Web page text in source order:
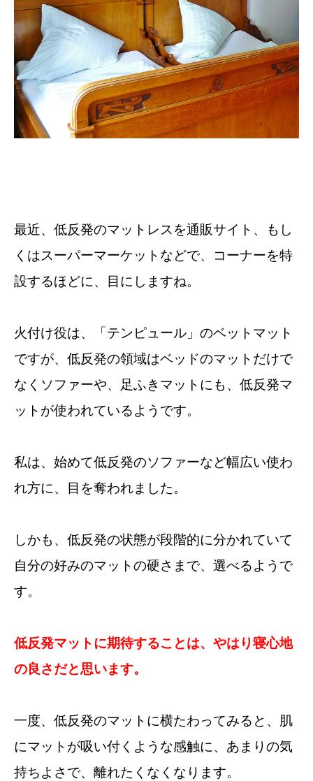
最近、低反発のマットレスを通販サイト、もし
くはスーパーマーケットなどで、コーナーを特
設するほどに、目にしますね。
火付け役は、「テンピュール」のベットマット
ですが、低反発の領域はベッドのマットだけで
なくソファーや、足ふきマットにも、低反発マ
ットが使われているようです。
私は、始めて低反発のソファーなど幅広い使わ
れ方に、目を奪われました。
しかも、低反発の状態が段階的に分かれていて
自分の好みのマットの硬さまで、選べるようで
す。
低反発マットに期待することは、やはり寝心地
の良さだと思います。
一度、低反発のマットに横たわってみると、肌
にマットが吸い付くような感触に、あまりの気
持ちよさで、離れたくなくなります。